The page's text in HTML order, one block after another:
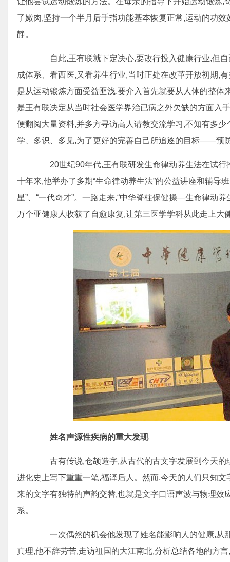
了嫩肉,坚持一个半月后手指功能基本恢复正常,运动的功
静。
自此,王有联就下定决心,要改行投入健康行业,但自
成体系、看西医,又看养生行业,当时正处在改革开放初期,
是从运动锻炼方面受益匪浅,要介入首先就要从人体的整
是王有联决定从当时社会医学界治已病之外欠缺的方面入
便翻阅大量资料,并多方寻访高人请教交流学习,不知有多
学、多识、多见,为了更好的完善自己所追逐的目标——预
20世纪90年代,王有联研发生命律动养生法在试行
十年来,他举办了多期“生命律动养生法”的公益讲座和辅导
星”、“一代奇才”。一路走来,“中华脊柱保健操—生命律动
万个亚健康人收获了自愈康复,让第三医学学科从此走上大
姓名声源性疾病的重大发现
古有传说,仓颉造字,从古代的古文字发展到今天的
进化史上写下重重一笔,福泽后人。然而,今天的人们只知
来的文字有独特的声韵交替,也就是文字口语声波与物理效
系。
一次偶然的机会他发现了姓名能影响人的健康,从
真理,他不辞劳苦,走访祖国的大江南北,分析总结各地的方